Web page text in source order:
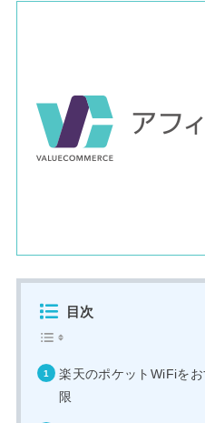
目次
楽天のポケットWiFiを
限